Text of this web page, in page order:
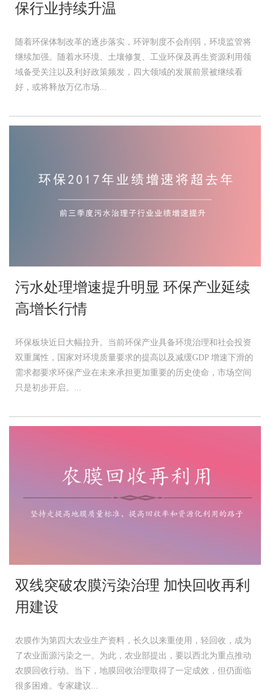
保行业持续升温
随着环保体制改革的逐步落实，环评制度不会削弱，环境监管将
继续加强。随着水环境、土壤修复、工业环保及再生资源利用领
域备受关注以及利好政策频发，四大领域的发展前景被继续看
好，或将释放万亿市场...
污水处理增速提升明显 环保产业延续
高增长行情
环保板块近日大幅拉升。当前环保产业具备环境治理和社会投资
双重属性，国家对环境质量要求的提高以及减缓GDP 增速下滑的
需求都要求环保产业在未来承担更加重要的历史使命，市场空间
只是初步开启。...
双线突破农膜污染治理 加快回收再利
用建设
农膜作为第四大农业生产资料，长久以来重使用，轻回收，成为
了农业面源污染之一。为此，农业部提出，要以西北为重点推动
农膜回收行动。当下，地膜回收治理取得了一定成效，但仍面临
很多困难。专家建议...